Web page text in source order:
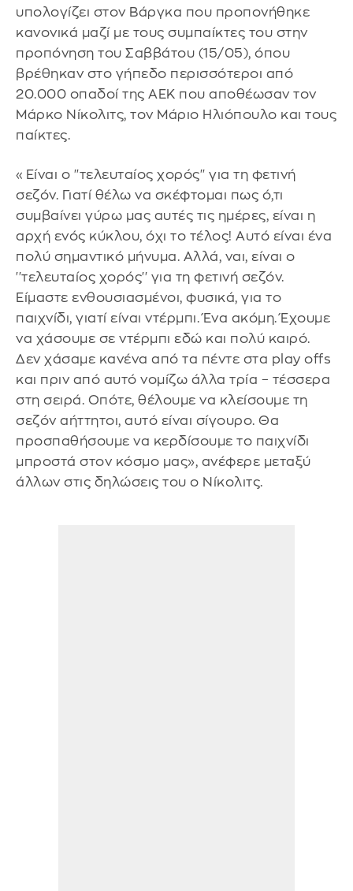
υπολογίζει στον Βάργκα που προπονήθηκε
κανονικά μαζί με τους συμπαίκτες του στην
προπόνηση του Σαββάτου (15/05), όπου
βρέθηκαν στο γήπεδο περισσότεροι από
20.000 οπαδοί της ΑΕΚ που αποθέωσαν τον
Μάρκο Νίκολιτς, τον Μάριο Ηλιόπουλο και τους
παίκτες.
«Είναι ο ''τελευταίος χορός'' για τη φετινή
σεζόν. Γιατί θέλω να σκέφτομαι πως ό,τι
συμβαίνει γύρω μας αυτές τις ημέρες, είναι η
αρχή ενός κύκλου, όχι το τέλος! Αυτό είναι ένα
πολύ σημαντικό μήνυμα. Αλλά, ναι, είναι ο
''τελευταίος χορός'' για τη φετινή σεζόν.
Είμαστε ενθουσιασμένοι, φυσικά, για το
παιχνίδι, γιατί είναι ντέρμπι. Ένα ακόμη. Έχουμε
να χάσουμε σε ντέρμπι εδώ και πολύ καιρό.
Δεν χάσαμε κανένα από τα πέντε στα play offs
και πριν από αυτό νομίζω άλλα τρία – τέσσερα
στη σειρά. Οπότε, θέλουμε να κλείσουμε τη
σεζόν αήττητοι, αυτό είναι σίγουρο. Θα
προσπαθήσουμε να κερδίσουμε το παιχνίδι
μπροστά στον κόσμο μας», ανέφερε μεταξύ
άλλων στις δηλώσεις του ο Νίκολιτς.